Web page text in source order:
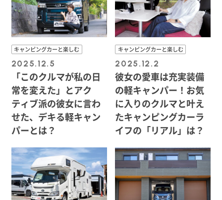
キャンピングカーと楽しむ
2025.12.5
「このクルマが私の日
常を変えた」とアク
ティブ派の彼女に言わ
せた、デキる軽キャン
パーとは？
キャンピングカーと楽しむ
2025.12.2
彼女の愛車は充実装備
の軽キャンパー！お気
に入りのクルマと叶え
たキャンピングカーラ
イフの「リアル」は？